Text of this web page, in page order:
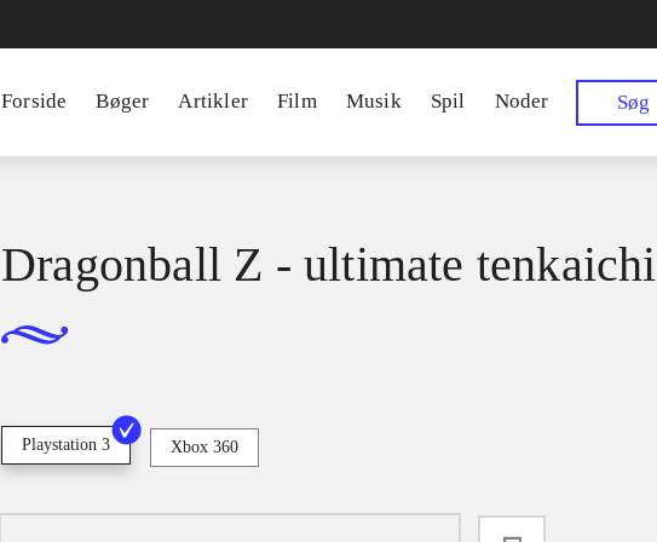
Forside Bøger Artikler Film Musik Spil Noder Søg
Dragonball Z - ultimate tenkaichi
Playstation 3 Xbox 360